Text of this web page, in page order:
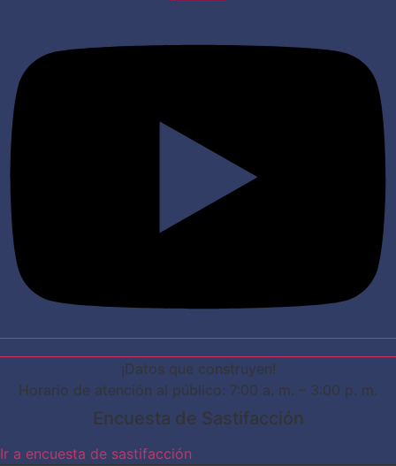
¡Datos que construyen!
Horario de atención al público: 7:00 a. m. – 3:00 p. m.
Encuesta de Sastifacción
Ir a encuesta de sastifacción